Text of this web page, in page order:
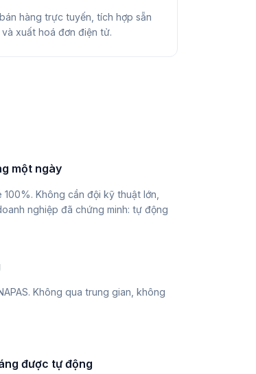
hàng trực tuyến, tích hợp sẵn
xuất hoá đơn điện tử.
một ngày
Không cần đội kỹ thuật lớn,
nghiệp đã chứng minh: tự động
Không qua trung gian, không
được tự động